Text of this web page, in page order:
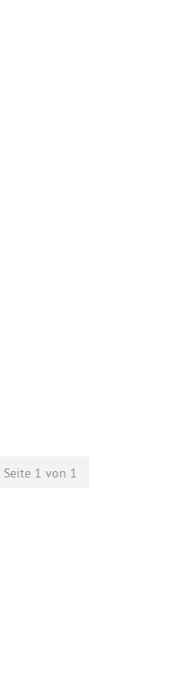
Seite 1 von 1